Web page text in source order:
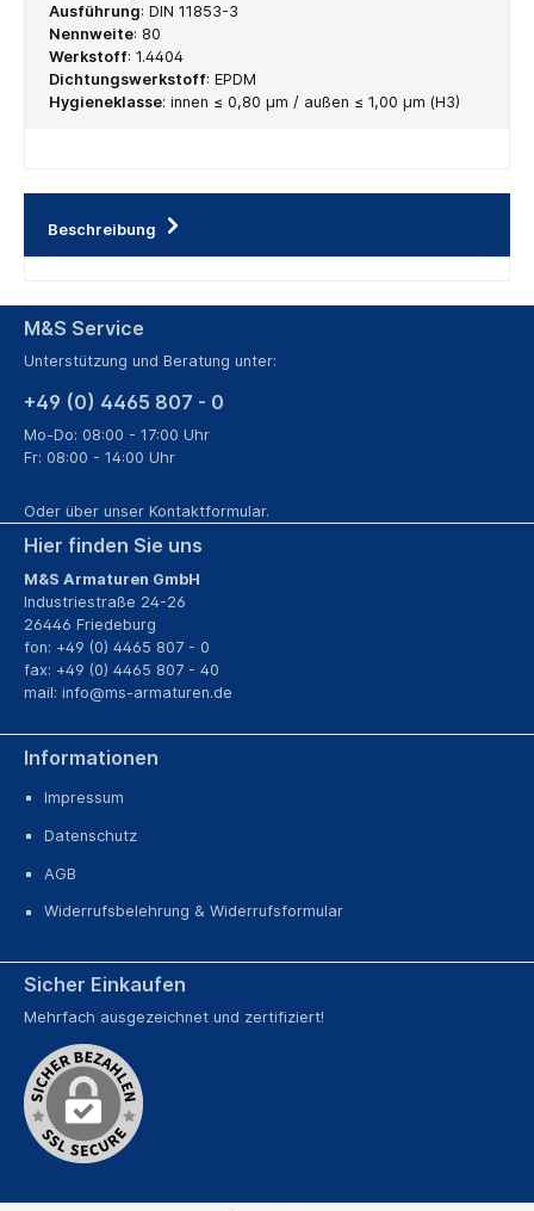
Ausführung: DIN 11853-3
Nennweite: 80
Werkstoff: 1.4404
Dichtungswerkstoff: EPDM
Hygieneklasse: innen ≤ 0,80 µm / außen ≤ 1,00 µm (H3)
Beschreibung
M&S Service
Unterstützung und Beratung unter:
+49 (0) 4465 807 - 0
Mo-Do: 08:00 - 17:00 Uhr
Fr: 08:00 - 14:00 Uhr
Oder über unser Kontaktformular.
Informationen
Impressum
Datenschutz
AGB
Widerrufsbelehrung & Widerrufsformular
Hier finden Sie uns
M&S Armaturen GmbH
Industriestraße 24-26
26446 Friedeburg
fon: +49 (0) 4465 807 - 0
fax: +49 (0) 4465 807 - 40
mail: info@ms-armaturen.de
Sicher Einkaufen
Mehrfach ausgezeichnet und zertifiziert!